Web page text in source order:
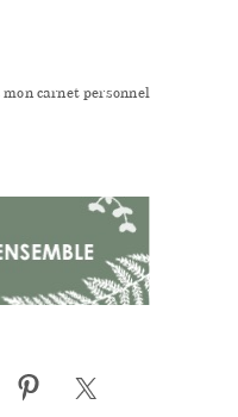
carnet personnel